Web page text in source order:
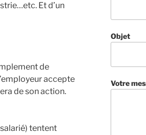
Et d’un
de
accepte
de son action.
tentent
Objet
Votre